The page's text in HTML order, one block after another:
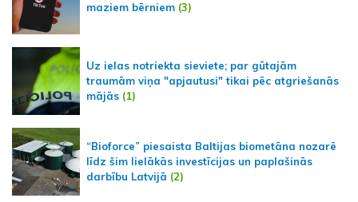
maziem bērniem (3)
Uz ielas notriekta sieviete; par gūtajām
traumām viņa "apjautusi" tikai pēc atgriešanās
mājās (1)
“Bioforce” piesaista Baltijas biometāna nozarē
līdz šim lielākās investīcijas un paplašinās
darbību Latvijā (2)